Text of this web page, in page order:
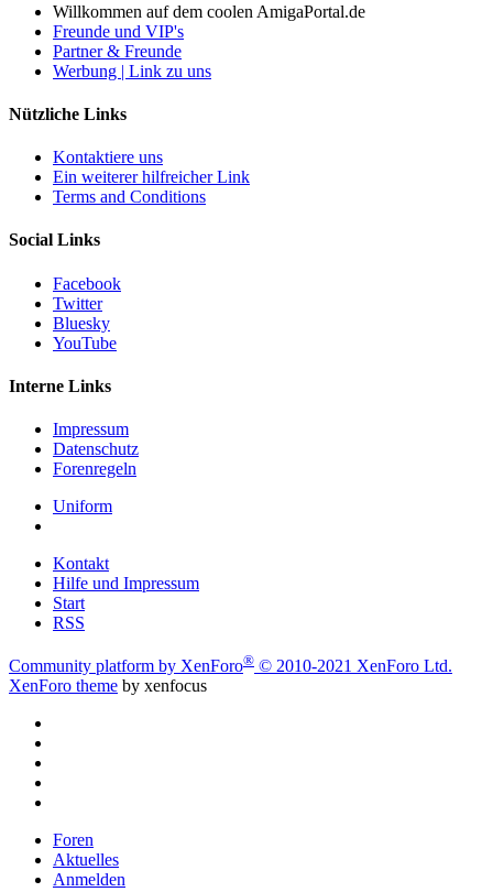
Willkommen auf dem coolen AmigaPortal.de
Freunde und VIP's
Partner & Freunde
Werbung | Link zu uns
Nützliche Links
Kontaktiere uns
Ein weiterer hilfreicher Link
Terms and Conditions
Social Links
Facebook
Twitter
Bluesky
YouTube
Interne Links
Impressum
Datenschutz
Forenregeln
Uniform
Kontakt
Hilfe und Impressum
Start
RSS
Community platform by XenForo® © 2010-2021 XenForo Ltd.
XenForo theme by xenfocus
Foren
Aktuelles
Anmelden